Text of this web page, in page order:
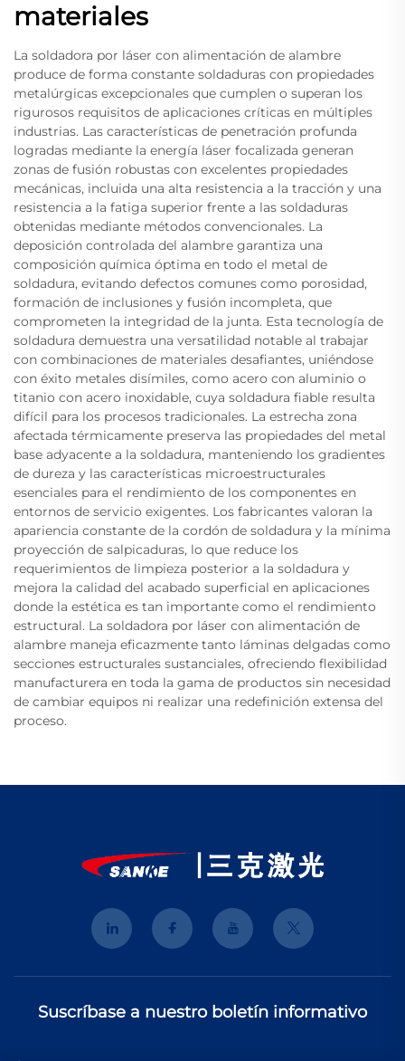
materiales
La soldadora por láser con alimentación de alambre
produce de forma constante soldaduras con propiedades
metalúrgicas excepcionales que cumplen o superan los
rigurosos requisitos de aplicaciones críticas en múltiples
industrias. Las características de penetración profunda
logradas mediante la energía láser focalizada generan
zonas de fusión robustas con excelentes propiedades
mecánicas, incluida una alta resistencia a la tracción y una
resistencia a la fatiga superior frente a las soldaduras
obtenidas mediante métodos convencionales. La
deposición controlada del alambre garantiza una
composición química óptima en todo el metal de
soldadura, evitando defectos comunes como porosidad,
formación de inclusiones y fusión incompleta, que
comprometen la integridad de la junta. Esta tecnología de
soldadura demuestra una versatilidad notable al trabajar
con combinaciones de materiales desafiantes, uniéndose
con éxito metales disímiles, como acero con aluminio o
titanio con acero inoxidable, cuya soldadura fiable resulta
difícil para los procesos tradicionales. La estrecha zona
afectada térmicamente preserva las propiedades del metal
base adyacente a la soldadura, manteniendo los gradientes
de dureza y las características microestructurales
esenciales para el rendimiento de los componentes en
entornos de servicio exigentes. Los fabricantes valoran la
apariencia constante de la cordón de soldadura y la mínima
proyección de salpicaduras, lo que reduce los
requerimientos de limpieza posterior a la soldadura y
mejora la calidad del acabado superficial en aplicaciones
donde la estética es tan importante como el rendimiento
estructural. La soldadora por láser con alimentación de
alambre maneja eficazmente tanto láminas delgadas como
secciones estructurales sustanciales, ofreciendo flexibilidad
manufacturera en toda la gama de productos sin necesidad
de cambiar equipos ni realizar una redefinición extensa del
proceso.
Suscríbase a nuestro boletín informativo